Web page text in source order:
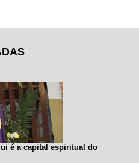
é a capital espiritual do